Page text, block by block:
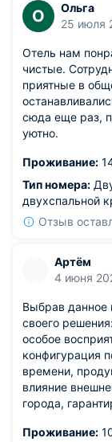
О
Ольга
25 июля
Отель нам
чистые.
приятные в
сюда еще раз,
уютно.
Проживание:
Тип номера:
двухспальной
Отзыв
Артём
4 июня
Выбрав данное
своего
особое
конфигурация
времени,
влияние
города,
Проживание: